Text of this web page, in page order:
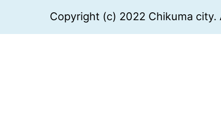
Copyright (c) 2022 Chikuma city.